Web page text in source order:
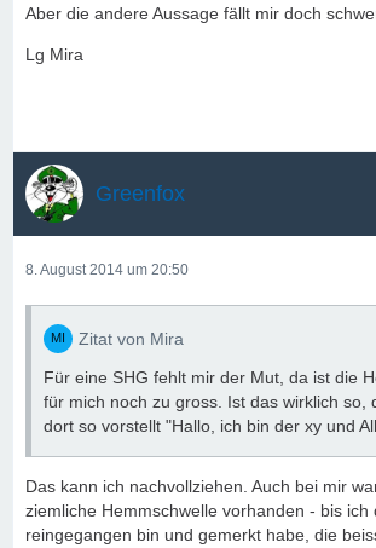
Aber die andere Aussage fällt mir doch
Lg Mira
Greenfox
8. August 2014 um 20:50
Zitat von Mira
Für eine SHG fehlt mir der Mut, da ist die
für mich noch zu gross. Ist das wirklich so,
dort so vorstellt "Hallo, ich bin der xy und
Das kann ich nachvollziehen. Auch bei mir
ziemliche Hemmschwelle vorhanden - bis ich
reingegangen bin und gemerkt habe, die